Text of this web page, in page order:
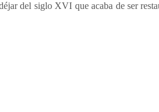
del siglo XVI que acaba de ser